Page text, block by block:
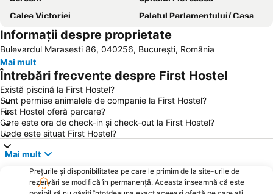
Calea Victoriei
Palatul Parlamentului/ Casa Poporului
Aeroportul int. Aurel Vlaicu Băneasa
Băneasa
Palatul Naţional al Copiilor
Dristor
Piața Romană
Rahova
Obor
Militari
Colentina
Casa Presei Libere
Palatul Patriarhiei
Parcul Herăstrău
Piața Universității
Tei
Drumul Taberei
Piața Unirii
Titan
Informații despre proprietate
Bulevardul Marasesti 86, 040256, București, România
Mai mult
Întrebări frecvente despre First Hostel
Există piscină la First Hostel?
Sunt permise animalele de companie la First Hostel?
First Hostel oferă parcare?
Care este ora de check-in și check-out la First Hostel?
Unde este situat First Hostel?
Mai mult
Prețurile și disponibilitatea pe care le primim de la site-urile de
rezervări se modifică în permanență. Aceasta înseamnă că este